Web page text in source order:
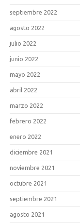
septiembre 2022
agosto 2022
julio 2022
junio 2022
mayo 2022
abril 2022
marzo 2022
febrero 2022
enero 2022
diciembre 2021
noviembre 2021
octubre 2021
septiembre 2021
agosto 2021